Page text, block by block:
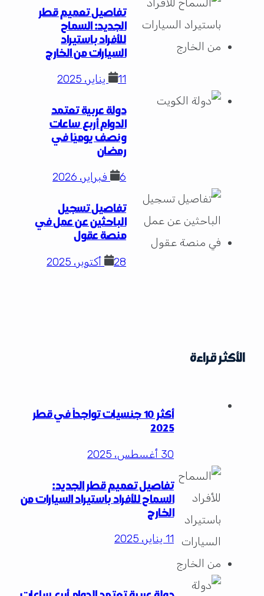
تفاصيل تعميم قطر
الجديد: السماح
للأفراد باستيراد
السيارات من الخارج
دولة عربية تعتمد
الدوام أربع ساعات
ونصف يوميًا في
رمضان
تفاصيل تسجيل
الباحثين عن عمل في
منصة عقول
28 أكتوبر، 2025
الأكثر قراءة
أكثر 10 جنسيات تواجداً في قطر
2025
30 أغسطس، 2025
تفاصيل تعميم قطر الجديد:
السماح للأفراد باستيراد السيارات من
الخارج
11 يناير، 2025
دولة عربية تعتمد الدوام أربع ساعات